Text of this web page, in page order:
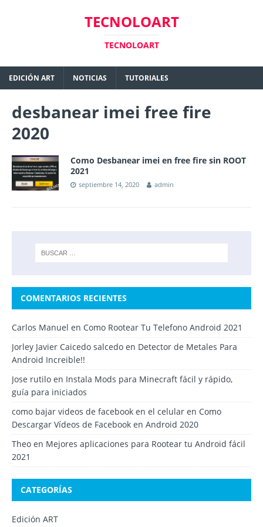
TECNOLOART
TECNOLOART
EDICIÓN ART NOTICIAS TUTORIALES
desbanear imei free fire
2020
Como Desbanear imei en free fire sin ROOT
2021
septiembre 14, 2020 admin
COMENTARIOS RECIENTES
Carlos Manuel en Como Rootear Tu Telefono Android 2021
Jorley Javier Caicedo salcedo en Detector de Metales Para
Android Increible!!
Jose rutilo en Instala Mods para Minecraft fácil y rápido,
guía para iniciados
como bajar videos de facebook en el celular en Como
Descargar Vídeos de Facebook en Android 2020
Theo en Mejores aplicaciones para Rootear tu Android fácil
2021
CATEGORÍAS
Edición ART